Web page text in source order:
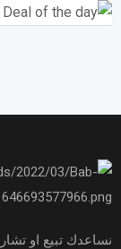
نساعدك تبيع او